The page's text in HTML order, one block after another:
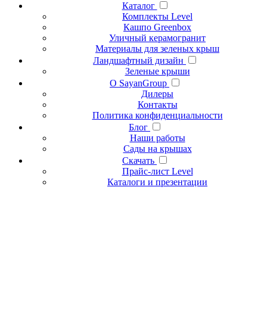
Каталог
Комплекты Level
Кашпо Greenbox
Уличный керамогранит
Материалы для зеленых крыш
Ландшафтный дизайн
Зеленые крыши
О SayanGroup
Дилеры
Контакты
Политика конфиденциальности
Блог
Наши работы
Сады на крышах
Скачать
Прайс-лист Level
Каталоги и презентации